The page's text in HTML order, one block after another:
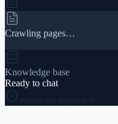
Crawling pages…
Knowledge base
Ready to chat